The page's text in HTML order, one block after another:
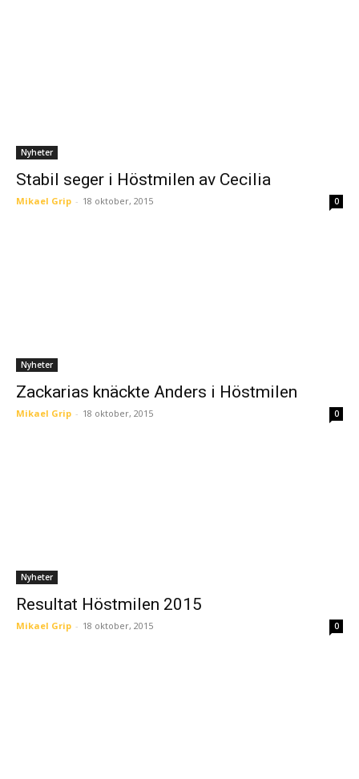
Nyheter
Stabil seger i Höstmilen av Cecilia
Mikael Grip - 18 oktober, 2015 0
Nyheter
Zackarias knäckte Anders i Höstmilen
Mikael Grip - 18 oktober, 2015 0
Nyheter
Resultat Höstmilen 2015
Mikael Grip - 18 oktober, 2015 0